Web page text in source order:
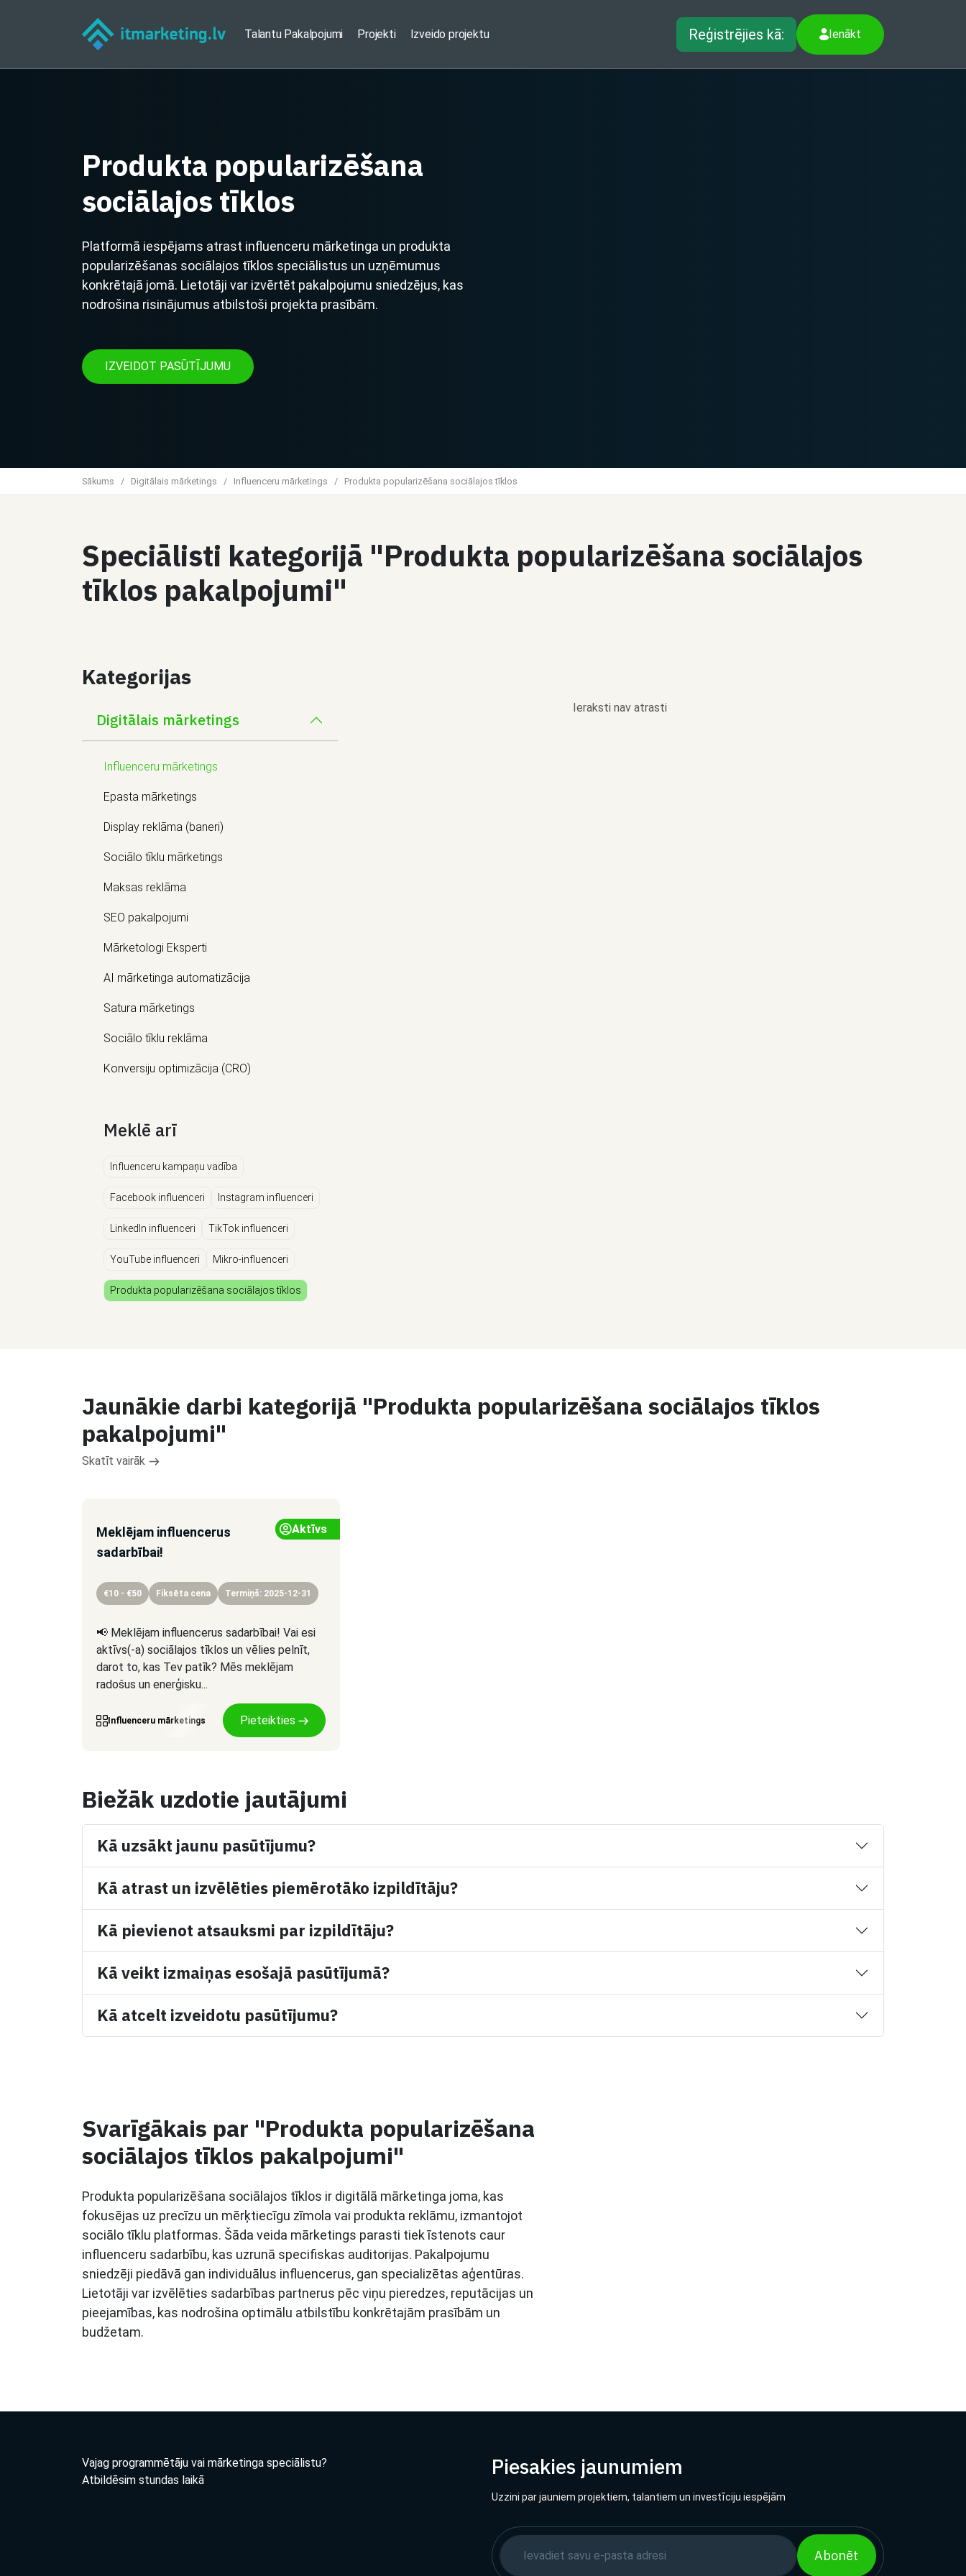
Talantu Pakalpojumi Projekti Izveido projektu Reģistrējies kā: Ienākt
Produkta popularizēšana
sociālajos tīklos
Platformā iespējams atrast influenceru mārketinga un produkta
popularizēšanas sociālajos tīklos speciālistus un uzņēmumus
konkrētajā jomā. Lietotāji var izvērtēt pakalpojumu sniedzējus, kas
nodrošina risinājumus atbilstoši projekta prasībām.
IZVEIDOT PASŪTĪJUMU
Sākums / Digitālais mārketings / Influenceru mārketings / Produkta popularizēšana sociālajos tīklos
Speciālisti kategorijā "Produkta popularizēšana sociālajos
tīklos pakalpojumi"
Kategorijas
Digitālais mārketings
Influenceru mārketings
Epasta mārketings
Display reklāma (baneri)
Sociālo tīklu mārketings
Maksas reklāma
SEO pakalpojumi
Mārketologi Eksperti
AI mārketinga automatizācija
Satura mārketings
Sociālo tīklu reklāma
Konversiju optimizācija (CRO)
Meklē arī
Influenceru kampaņu vadība
Facebook influenceri Instagram influenceri
LinkedIn influenceri TikTok influenceri
YouTube influenceri Mikro-influenceri
Produkta popularizēšana sociālajos tīklos
Ieraksti nav atrasti
Jaunākie darbi kategorijā "Produkta popularizēšana sociālajos tīklos
pakalpojumi"
Skatīt vairāk
Meklējam influencerus
sadarbībai!
Aktīvs
€10 - €50 Fiksēta cena Termiņš: 2025-12-31
📢 Meklējam influencerus sadarbībai! Vai esi
aktīvs(-a) sociālajos tīklos un vēlies pelnīt,
darot to, kas Tev patīk? Mēs meklējam
radošus un enerģisku...
Influenceru mārketings Pieteikties
Biežāk uzdotie jautājumi
Kā uzsākt jaunu pasūtījumu?
Kā atrast un izvēlēties piemērotāko izpildītāju?
Kā pievienot atsauksmi par izpildītāju?
Kā veikt izmaiņas esošajā pasūtījumā?
Kā atcelt izveidotu pasūtījumu?
Svarīgākais par "Produkta popularizēšana
sociālajos tīklos pakalpojumi"
Produkta popularizēšana sociālajos tīklos ir digitālā mārketinga joma, kas
fokusējas uz precīzu un mērķtiecīgu zīmola vai produkta reklāmu, izmantojot
sociālo tīklu platformas. Šāda veida mārketings parasti tiek īstenots caur
influenceru sadarbību, kas uzrunā specifiskas auditorijas. Pakalpojumu
sniedzēji piedāvā gan individuālus influencerus, gan specializētas aģentūras.
Lietotāji var izvēlēties sadarbības partnerus pēc viņu pieredzes, reputācijas un
pieejamības, kas nodrošina optimālu atbilstību konkrētajām prasībām un
budžetam.
Vajag programmētāju vai mārketinga speciālistu?
Atbildēsim stundas laikā
Piesakies jaunumiem
Uzzini par jauniem projektiem, talantiem un investīciju iespējām
Abonēt